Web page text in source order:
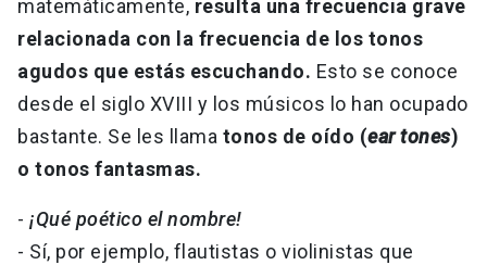
matemáticamente, resulta una frecuencia grave
relacionada con la frecuencia de los tonos
agudos que estás escuchando. Esto se conoce
desde el siglo XVIII y los músicos lo han ocupado
bastante. Se les llama tonos de oído (ear tones)
o tonos fantasmas.
- ¡Qué poético el nombre!
- Sí, por ejemplo, flautistas o violinistas que